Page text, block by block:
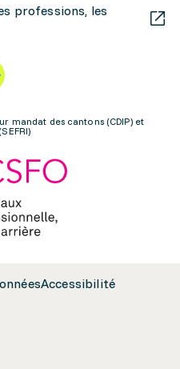
professions, les
mandat des cantons (CDIP) et
Accessibilité